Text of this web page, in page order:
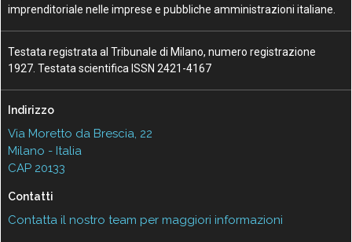
imprenditoriale nelle imprese e pubbliche amministrazioni italiane.
Testata registrata al Tribunale di Milano, numero registrazione
1927. Testata scientifica ISSN 2421-4167
Indirizzo
Via Moretto da Brescia, 22
Milano - Italia
CAP 20133
Contatti
Contatta il nostro team per maggiori informazioni